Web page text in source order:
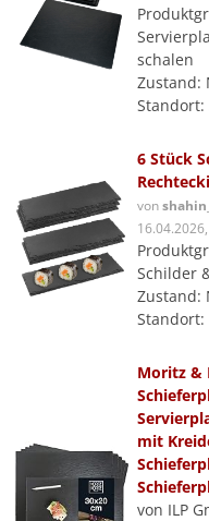
schalen
Zustand:
6 Stück
von
Schilder
Zustand:
Moritz &
mit
von ILP